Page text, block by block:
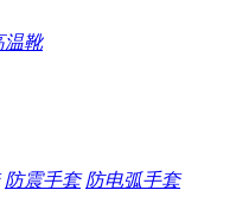
温靴
防震手套 防电弧手套